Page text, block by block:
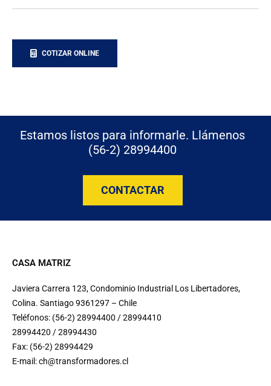
COTIZAR ONLINE
Estamos listos para informarle. Llámenos
(56-2) 28994400
CONTACTAR
CASA MATRIZ
Javiera Carrera 123, Condominio Industrial Los Libertadores,
Colina. Santiago 9361297 – Chile
Teléfonos: (56-2) 28994400 / 28994410
28994420 / 28994430
Fax: (56-2) 28994429
E-mail:ch@transformadores.cl